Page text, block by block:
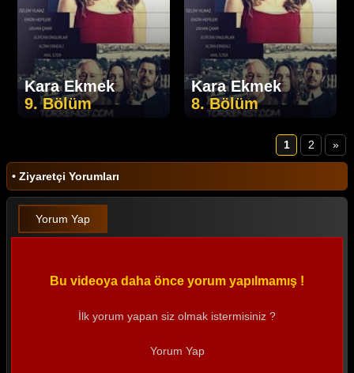
Kara Ekmek
9. Bölüm
Kara Ekmek
8. Bölüm
1 2 »
• Ziyaretçi Yorumları
Yorum Yap
Bu videoya daha önce yorum yapılmamış !
İlk yorum yapan siz olmak istermisiniz ?
Yorum Yap